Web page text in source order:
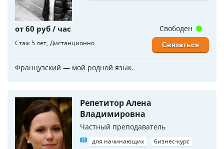
от 60 руб / час
Стаж 5 лет Дистанционно
Французский — мой родной язык.
Свободен
Связаться
Репетитор Алена
Владимировна
Частный преподаватель
для начинающих
бизнес-курс